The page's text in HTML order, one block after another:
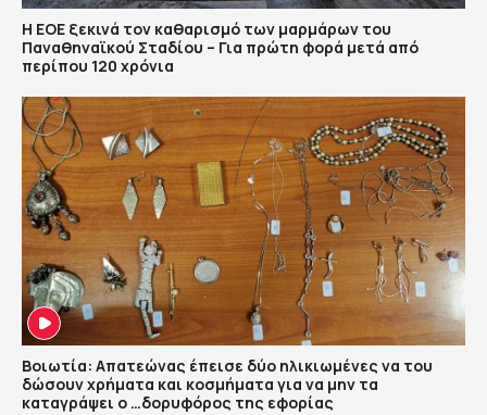
Η ΕΟΕ ξεκινά τον καθαρισμό των μαρμάρων του
Παναθηναϊκού Σταδίου – Για πρώτη φορά μετά από
περίπου 120 χρόνια
Βοιωτία: Απατεώνας έπεισε δύο ηλικιωμένες να του
δώσουν χρήματα και κοσμήματα για να μην τα
καταγράψει ο …δορυφόρος της εφορίας